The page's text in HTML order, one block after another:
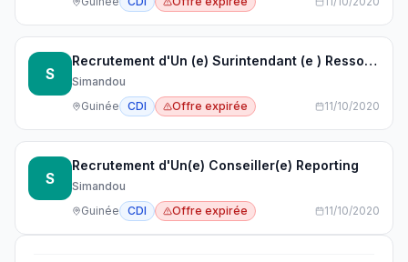
S
Recrutement d'Un (e) Surintendant (e ) Ressources Humaines
Simandou
Guinée
CDI Offre expirée 11/10/2020
S
Recrutement d'Un(e) Conseiller(e) Reporting
Simandou
Guinée
CDI Offre expirée 11/10/2020